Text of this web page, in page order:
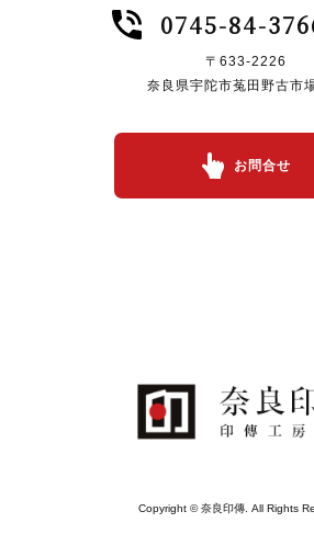
0745-84-
〒633-2226
奈良県宇陀市菟田野古市
お問合せ
Copyright © 奈良印傳. All Rights